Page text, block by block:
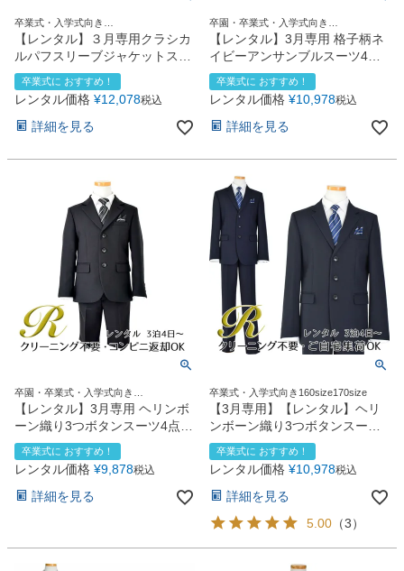
卒業式・入学式向き
150size160size165size
【レンタル】３月専用クラシカ
ルパフスリーブジャケットスー
ツ4点セット(CAT423511) ブラ
ック
卒業式に おすすめ！
レンタル価格 ¥12,078税込
詳細を見る
卒園・卒業式・入学式向き
110size120size130size
【レンタル】3月専用 格子柄ネ
イビーアンサンブルスーツ4点
セット（CAT819301） ネイビ
ー
卒業式に おすすめ！
レンタル価格 ¥10,978税込
詳細を見る
卒園・卒業式・入学式向き
110size120size
【レンタル】3月専用 ヘリンボ
ーン織り3つボタンスーツ4点セ
ット(CAT545411) ブラック
卒業式に おすすめ！
レンタル価格 ¥9,878税込
詳細を見る
卒業式・入学式向き160size170size
【3月専用】【レンタル】ヘリ
ンボーン織り3つボタンスーツ5
点セット(CAT545611)ネイビー
卒業式に おすすめ！
レンタル価格 ¥10,978税込
詳細を見る
5.00 （3）